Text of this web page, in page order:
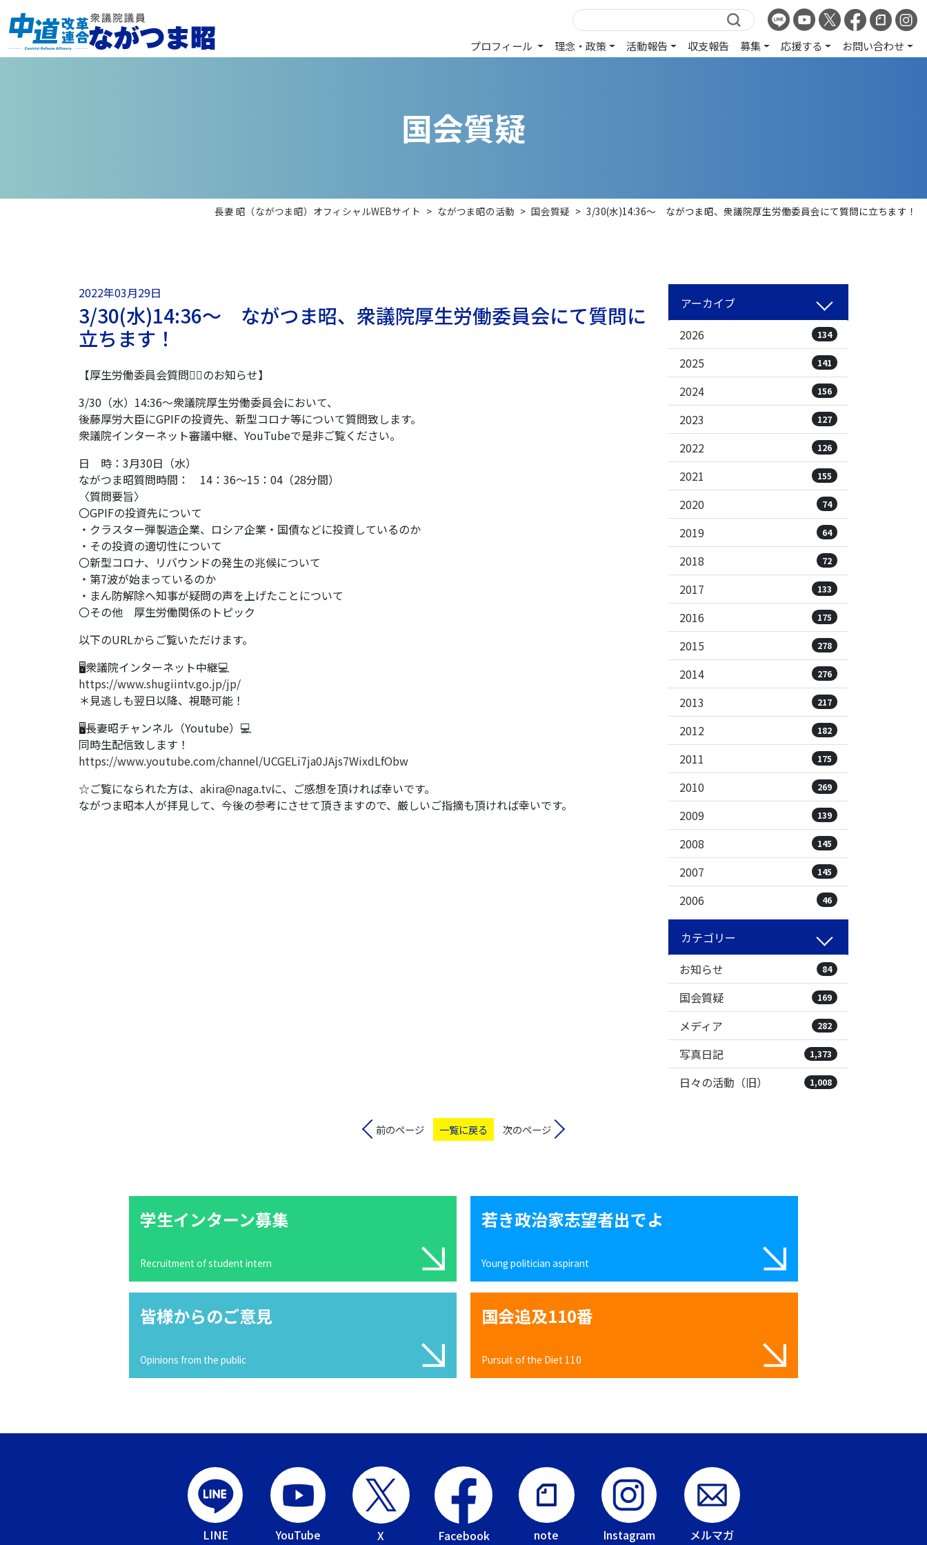
プロフィール 理念・政策 活動報告 収支報告 募集 応援する お問い合わせ
国会質疑
長妻 昭（ながつま昭）オフィシャルWEBサイト > ながつま昭の活動 > 国会質疑 > 3/30(水)14:36～ ながつま昭、衆議院厚生労働委員会にて質問に立ちます！
2022年03月29日
3/30(水)14:36～ ながつま昭、衆議院厚生労働委員会にて質問に
立ちます！
【厚生労働委員会質問🙋‍♂️のお知らせ】
3/30（水）14:36〜衆議院厚生労働委員会において、
後藤厚労大臣にGPIFの投資先、新型コロナ等について質問致します。
衆議院インターネット審議中継、YouTubeで是非ご覧ください。
日 時：3月30日（水）
ながつま昭質問時間： 14：36～15：04（28分間）
〈質問要旨〉
〇GPIFの投資先について
・クラスター弾製造企業、ロシア企業・国債などに投資しているのか
・その投資の適切性について
〇新型コロナ、リバウンドの発生の兆候について
・第7波が始まっているのか
・まん防解除へ知事が疑問の声を上げたことについて
〇その他 厚生労働関係のトピック
以下のURLからご覧いただけます。
🖥衆議院インターネット中継💻
https://www.shugiintv.go.jp/jp/
＊見逃しも翌日以降、視聴可能！
🖥長妻昭チャンネル（Youtube）💻
同時生配信致します！
https://www.youtube.com/channel/UCGELi7ja0JAjs7WixdLfObw
☆ご覧になられた方は、 akira@naga.tvに、ご感想を頂ければ幸いです。
ながつま昭本人が拝見して、今後の参考にさせて頂きますので、厳しいご指摘も頂ければ幸いです。
アーカイブ
2026
134
2025 141
2024 156
2023 127
2022 126
2021 155
2020 74
2019 64
2018 72
2017 133
2016 175
2015 278
2014 276
2013 217
2012 182
2011 175
2010 269
2009 139
2008 145
2007 145
2006 46
カテゴリー
お知らせ
84
国会質疑 169
メディア 282
写真日記 1,373
日々の活動（旧） 1,008
前のページ 一覧に戻る 次のページ
学生インターン募集
Recruitment of student intern
若き政治家志望者出でよ
Young politician aspirant
皆様からのご意見
Opinions from the public
国会追及110番
Pursuit of the Diet 110
LINE YouTube X Facebook note Instagram メルマガ